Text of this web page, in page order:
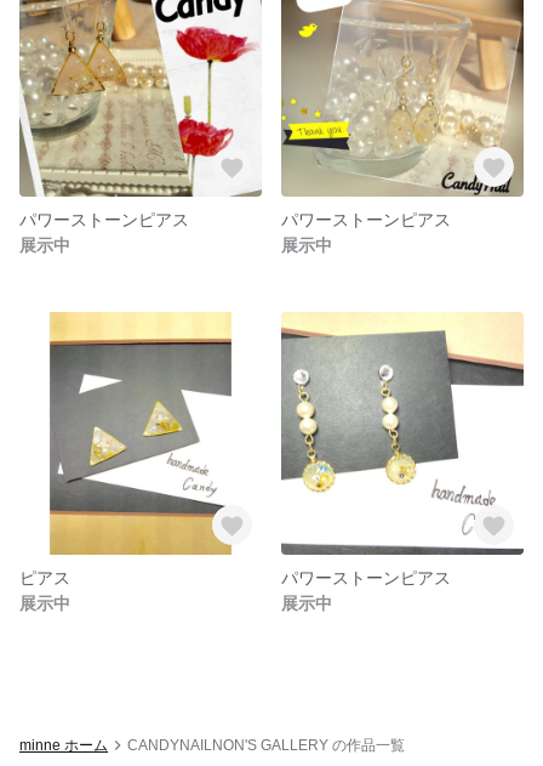
パワーストーンピアス
展示中
パワーストーンピアス
展示中
ピアス
展示中
パワーストーンピアス
展示中
minne ホーム CANDYNAILNON'S GALLERY の作品一覧